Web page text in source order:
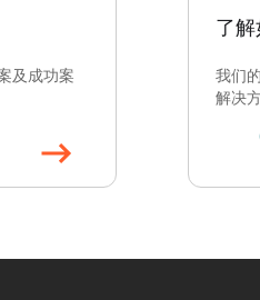
及成功案
了
我们
解决